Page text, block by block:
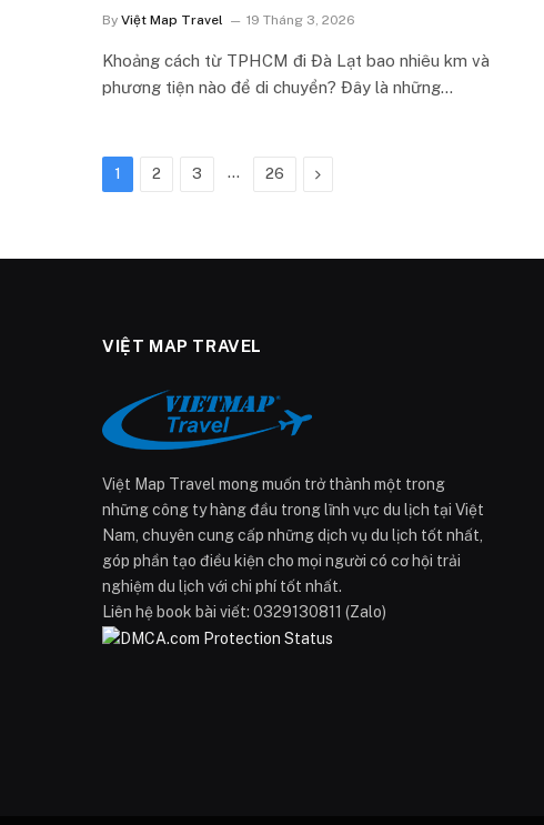
By Việt Map Travel 19 Tháng 3, 2026
Khoảng cách từ TPHCM đi Đà Lạt bao nhiêu km và
phương tiện nào để di chuyển? Đây là những…
1 2 3 … 26 Next
VIỆT MAP TRAVEL
Việt Map Travel mong muốn trở thành một trong
những công ty hàng đầu trong lĩnh vực du lịch tại Việt
Nam, chuyên cung cấp những dịch vụ du lịch tốt nhất,
góp phần tạo điều kiện cho mọi người có cơ hội trải
nghiệm du lịch với chi phí tốt nhất.
Liên hệ book bài viết: 0329130811 (Zalo)